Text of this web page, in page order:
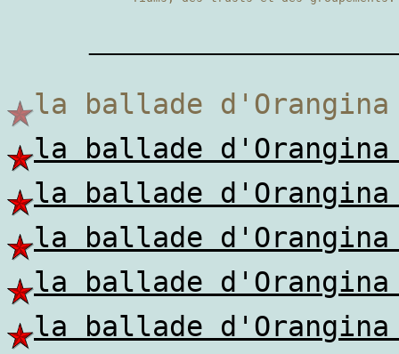
la ballade
la ballade
la ballade
la ballade
la ballade
la ballade